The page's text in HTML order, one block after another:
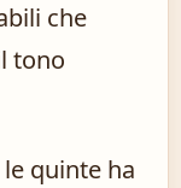
che
tono
quinte ha